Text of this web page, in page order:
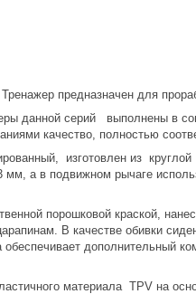
предназначен для
данной серий выполнены в
качество, полностью
изготовлен из
а в подвижном рычаге
порошковой краской,
В качестве обивки
обеспечивает
материала TPV на